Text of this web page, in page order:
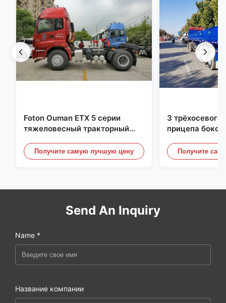
Foton Ouman ETX 5 серии
тяжеловесный тракторный
тракторный агрегат
Получите самую лучшую цену
3 трёхосевого
прицепа
грузовик 40-
Получите
Send An Inquiry
Name *
Название компании